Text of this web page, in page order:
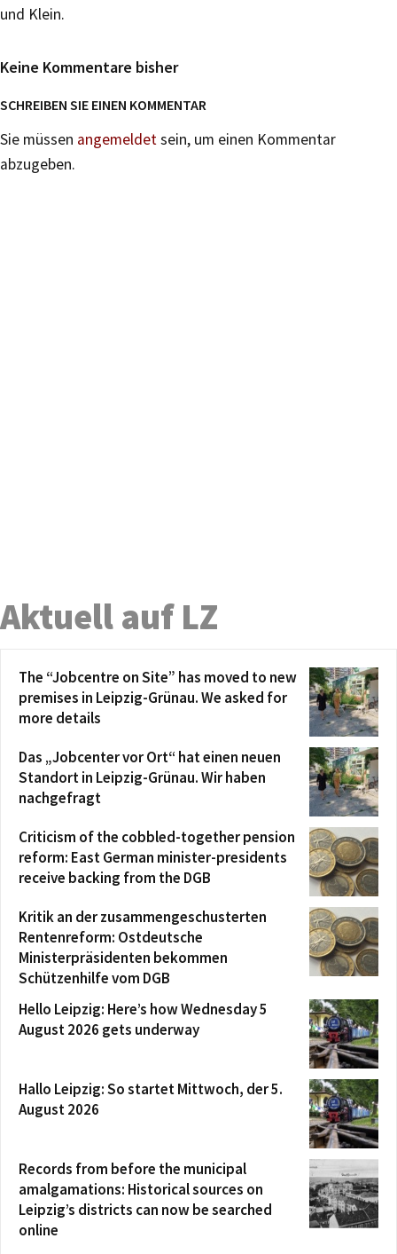
und Klein.
Keine Kommentare bisher
SCHREIBEN SIE EINEN KOMMENTAR
Sie müssen angemeldetsein, um einen Kommentar
abzugeben.
Aktuell auf LZ
The “Jobcentre on Site” has moved to new
premises in Leipzig-Grünau. We asked for
more details
Das „Jobcenter vor Ort“ hat einen neuen
Standort in Leipzig-Grünau. Wir haben
nachgefragt
Criticism of the cobbled-together pension
reform: East German minister-presidents
receive backing from the DGB
Kritik an der zusammengeschusterten
Rentenreform: Ostdeutsche
Ministerpräsidenten bekommen
Schützenhilfe vom DGB
Hello Leipzig: Here’s how Wednesday 5
August 2026 gets underway
Hallo Leipzig: So startet Mittwoch, der 5.
August 2026
Records from before the municipal
amalgamations: Historical sources on
Leipzig’s districts can now be searched
online